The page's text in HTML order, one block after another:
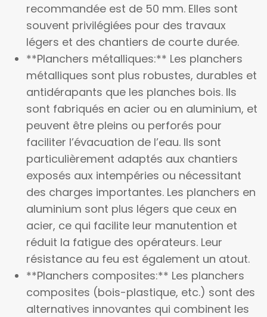
recommandée est de 50 mm. Elles sont
souvent privilégiées pour des travaux
légers et des chantiers de courte durée.
**Planchers métalliques:** Les planchers
métalliques sont plus robustes, durables et
antidérapants que les planches bois. Ils
sont fabriqués en acier ou en aluminium, et
peuvent être pleins ou perforés pour
faciliter l’évacuation de l’eau. Ils sont
particulièrement adaptés aux chantiers
exposés aux intempéries ou nécessitant
des charges importantes. Les planchers en
aluminium sont plus légers que ceux en
acier, ce qui facilite leur manutention et
réduit la fatigue des opérateurs. Leur
résistance au feu est également un atout.
**Planchers composites:** Les planchers
composites (bois-plastique, etc.) sont des
alternatives innovantes qui combinent les